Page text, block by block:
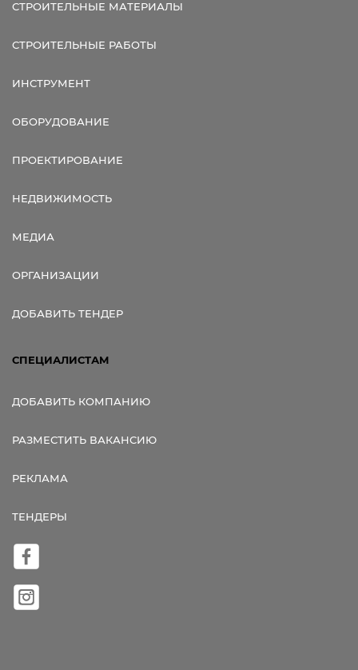
СТРОИТЕЛЬНЫЕ МАТЕРИАЛЫ
СТРОИТЕЛЬНЫЕ РАБОТЫ
ИНСТРУМЕНТ
ОБОРУДОВАНИЕ
ПРОЕКТИРОВАНИЕ
НЕДВИЖИМОСТЬ
МЕДИА
ОРГАНИЗАЦИИ
ДОБАВИТЬ ТЕНДЕР
СПЕЦИАЛИСТАМ
ДОБАВИТЬ КОМПАНИЮ
РАЗМЕСТИТЬ ВАКАНСИЮ
РЕКЛАМА
ТЕНДЕРЫ